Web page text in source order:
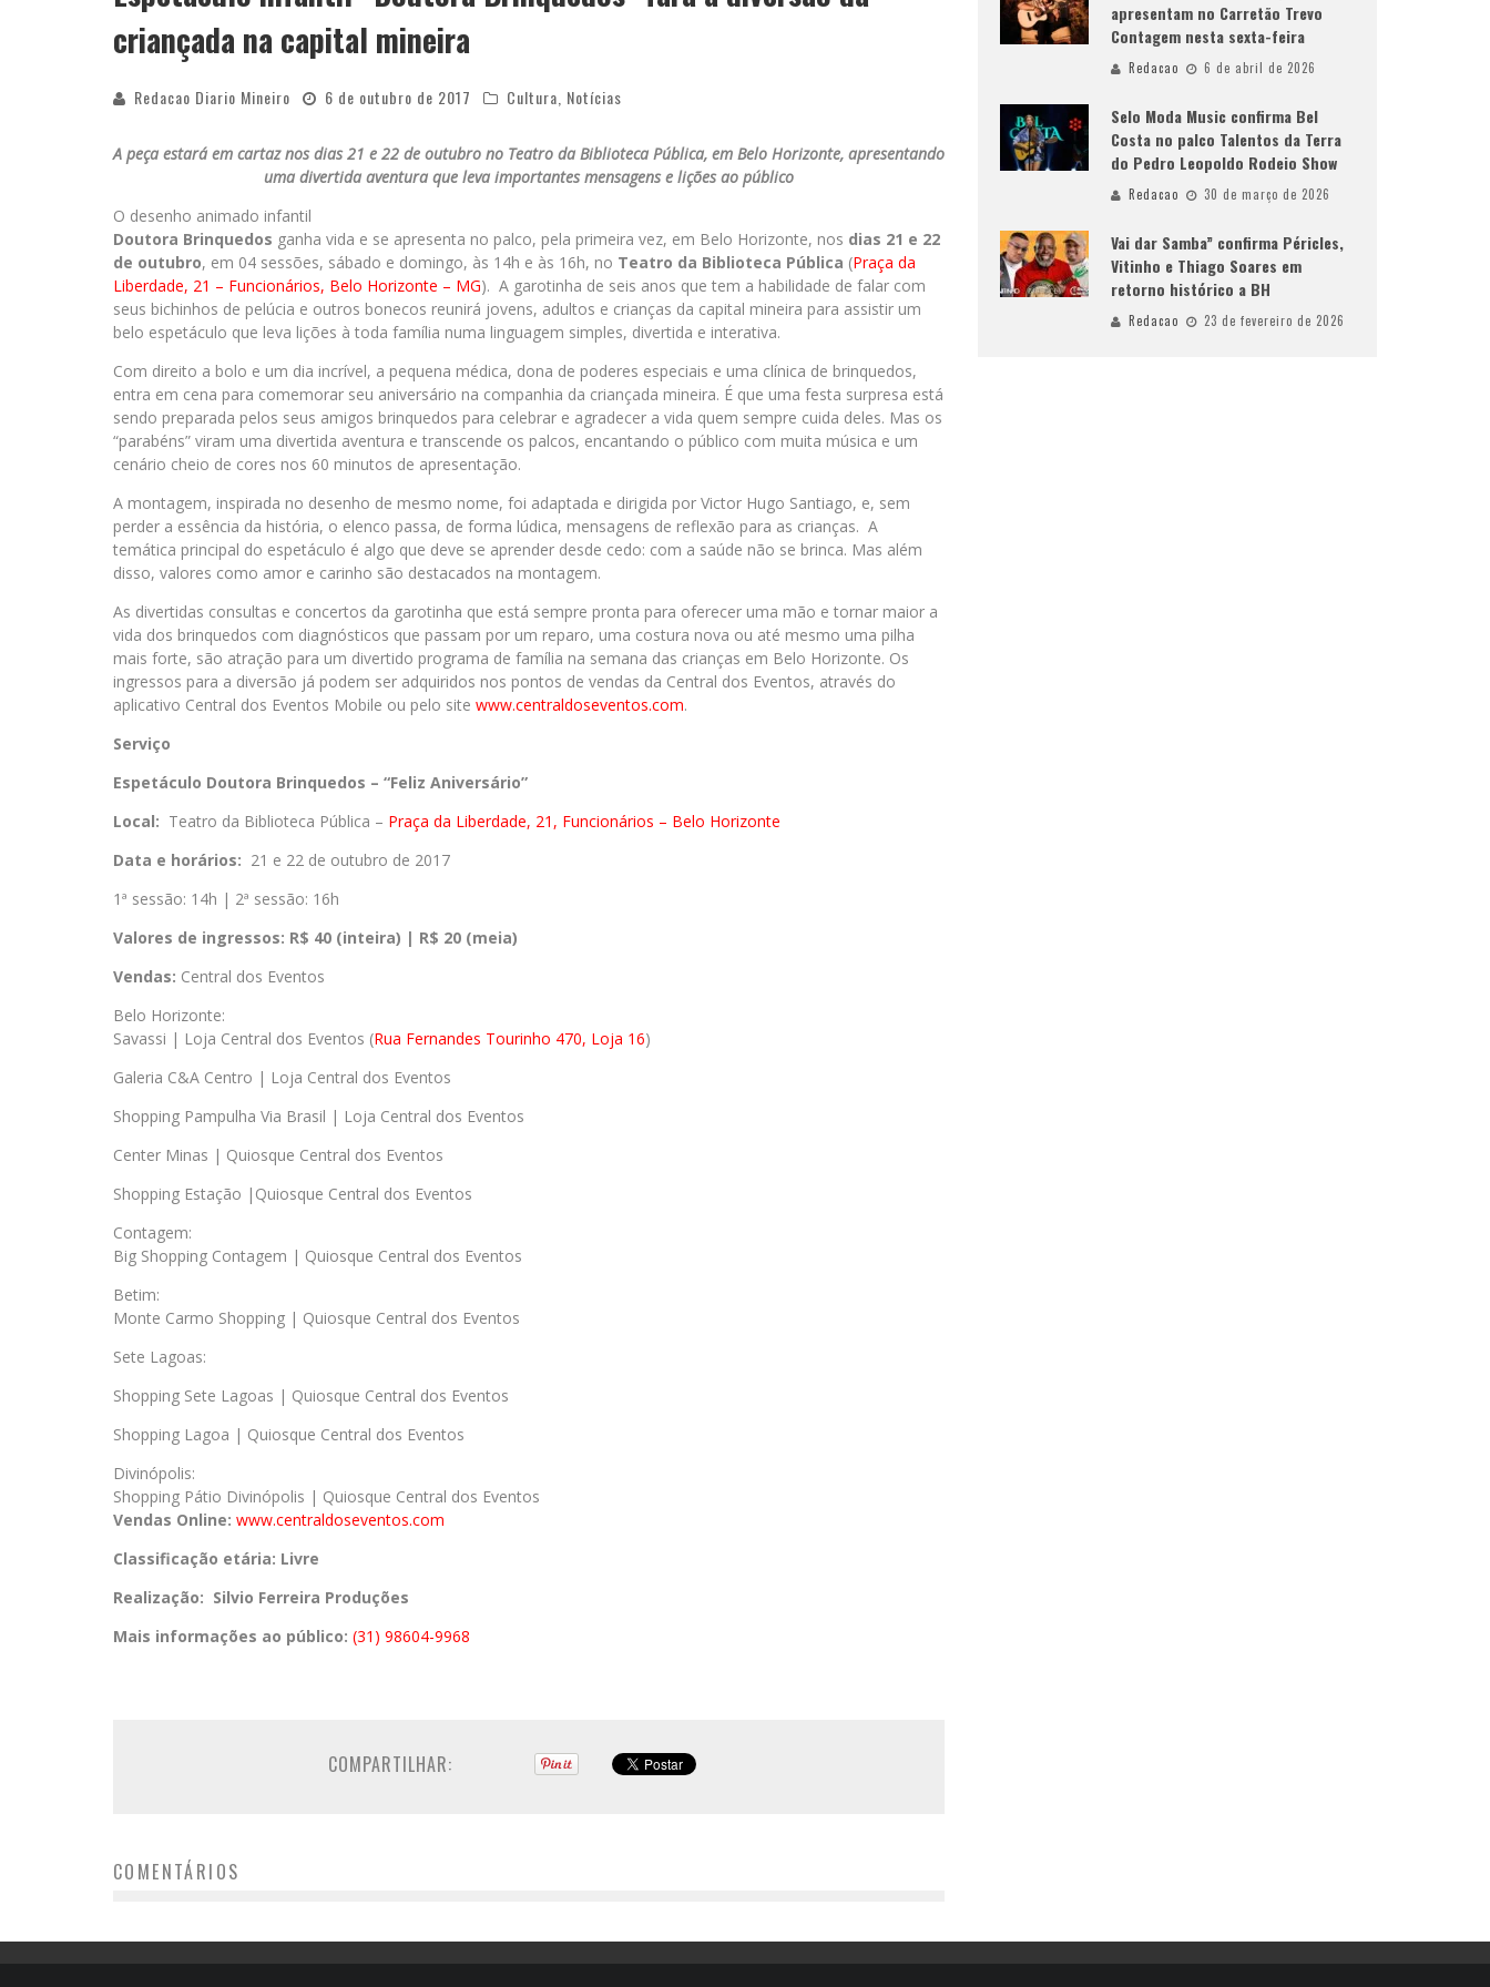
criançada na capital mineira
Redacao Diario Mineiro 6 de outubro de 2017 Cultura Notícias
A peça estará em cartaz nos dias 21 e 22 de outubro no Teatro da Biblioteca Pública, em Belo Horizonte, apresentando
uma divertida aventura que leva importantes mensagens e lições ao público
O desenho animado infantil
Doutora Brinquedos ganha vida e se apresenta no palco, pela primeira vez, em Belo Horizonte, nos dias 21 e 22
de outubro, em 04 sessões, sábado e domingo, às 14h e às 16h, no Teatro da Biblioteca Pública (Praça da
Liberdade, 21 – Funcionários, Belo Horizonte – MG). A garotinha de seis anos que tem a habilidade de falar com
seus bichinhos de pelúcia e outros bonecos reunirá jovens, adultos e crianças da capital mineira para assistir um
belo espetáculo que leva lições à toda família numa linguagem simples, divertida e interativa.
Com direito a bolo e um dia incrível, a pequena médica, dona de poderes especiais e uma clínica de brinquedos,
entra em cena para comemorar seu aniversário na companhia da criançada mineira. É que uma festa surpresa está
sendo preparada pelos seus amigos brinquedos para celebrar e agradecer a vida quem sempre cuida deles. Mas os
“parabéns” viram uma divertida aventura e transcende os palcos, encantando o público com muita música e um
cenário cheio de cores nos 60 minutos de apresentação.
A montagem, inspirada no desenho de mesmo nome, foi adaptada e dirigida por Victor Hugo Santiago, e, sem
perder a essência da história, o elenco passa, de forma lúdica, mensagens de reflexão para as crianças. A
temática principal do espetáculo é algo que deve se aprender desde cedo: com a saúde não se brinca. Mas além
disso, valores como amor e carinho são destacados na montagem.
As divertidas consultas e concertos da garotinha que está sempre pronta para oferecer uma mão e tornar maior a
vida dos brinquedos com diagnósticos que passam por um reparo, uma costura nova ou até mesmo uma pilha
mais forte, são atração para um divertido programa de família na semana das crianças em Belo Horizonte. Os
ingressos para a diversão já podem ser adquiridos nos pontos de vendas da Central dos Eventos, através do
aplicativo Central dos Eventos Mobile ou pelo site www.centraldoseventos.com.
Serviço
Espetáculo Doutora Brinquedos – “Feliz Aniversário”
Local: Teatro da Biblioteca Pública – Praça da Liberdade, 21, Funcionários – Belo Horizonte
Data e horários: 21 e 22 de outubro de 2017
1ª sessão: 14h | 2ª sessão: 16h
Valores de ingressos: R$ 40 (inteira) | R$ 20 (meia)
Vendas: Central dos Eventos
Belo Horizonte:
Savassi | Loja Central dos Eventos (Rua Fernandes Tourinho 470, Loja 16)
Galeria C&A Centro | Loja Central dos Eventos
Shopping Pampulha Via Brasil | Loja Central dos Eventos
Center Minas | Quiosque Central dos Eventos
Shopping Estação |Quiosque Central dos Eventos
Contagem:
Big Shopping Contagem | Quiosque Central dos Eventos
Betim:
Monte Carmo Shopping | Quiosque Central dos Eventos
Sete Lagoas:
Shopping Sete Lagoas | Quiosque Central dos Eventos
Shopping Lagoa | Quiosque Central dos Eventos
Divinópolis:
Shopping Pátio Divinópolis | Quiosque Central dos Eventos
Vendas Online: www.centraldoseventos.com
Classificação etária: Livre
Realização: Silvio Ferreira Produções
Mais informações ao público: (31) 98604-9968
COMPARTILHAR:
COMENTÁRIOS
apresentam no Carretão Trevo
Contagem nesta sexta-feira
Redacao 6 de abril de 2026
Selo Moda Music confirma Bel
Costa no palco Talentos da Terra
do Pedro Leopoldo Rodeio Show
Redacao 30 de março de 2026
Vai dar Samba” confirma Péricles,
Vitinho e Thiago Soares em
retorno histórico a BH
Redacao 23 de fevereiro de 2026